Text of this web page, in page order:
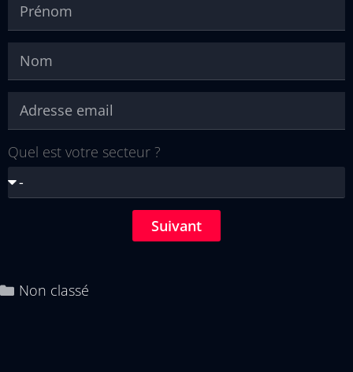
Quel est votre secteur ?
Suivant
Non classé